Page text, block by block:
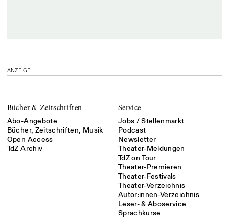
ANZEIGE
Bücher & Zeitschriften
Abo-Angebote
Bücher, Zeitschriften, Musik
Open Access
TdZ Archiv
Service
Jobs / Stellenmarkt
Podcast
Newsletter
Theater-Meldungen
TdZ on Tour
Theater-Premieren
Theater-Festivals
Theater-Verzeichnis
Autor:innen-Verzeichnis
Leser- & Aboservice
Sprachkurse